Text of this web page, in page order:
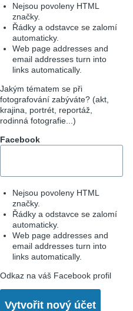
Nejsou povoleny HTML
značky.
Řádky a odstavce se zalomí
automaticky.
Web page addresses and
email addresses turn into
links automatically.
Jakým tématem se při
fotografování zabýváte? (akt,
krajina, portrét, reportáž,
rodinná fotografie...)
Facebook
Nejsou povoleny HTML
značky.
Řádky a odstavce se zalomí
automaticky.
Web page addresses and
email addresses turn into
links automatically.
Odkaz na váš Facebook profil